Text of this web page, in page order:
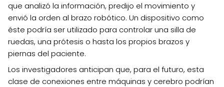
que analizó la información, predijo el movimiento y
envió la orden al brazo robótico. Un dispositivo como
éste podría ser utilizado para controlar una silla de
ruedas, una prótesis o hasta los propios brazos y
piernas del paciente.
Los investigadores anticipan que, para el futuro, esta
clase de conexiones entre máquinas y cerebro podrían